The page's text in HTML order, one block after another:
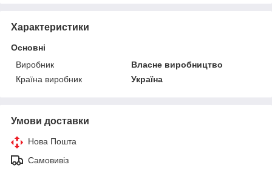
Характеристики
Основні
Виробник
Власне виробництво
Країна виробник
Україна
Умови доставки
Нова Пошта
Самовивіз